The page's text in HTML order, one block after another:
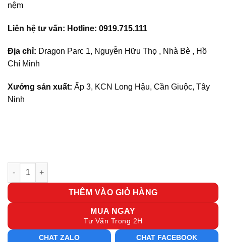
nệm
Liên hệ tư vấn: Hotline: 0919.715.111
Địa chỉ: Dragon Parc 1, Nguyễn Hữu Thọ , Nhà Bè , Hồ
Chí Minh
Xưởng sản xuất: Ấp 3, KCN Long Hậu, Cần Giuộc, Tây
Ninh
Ghế Cafe BCF11 số lượng
THÊM VÀO GIỎ HÀNG
MUA NGAY
Tư Vấn Trong 2H
CHAT ZALO
CHAT FACEBOOK